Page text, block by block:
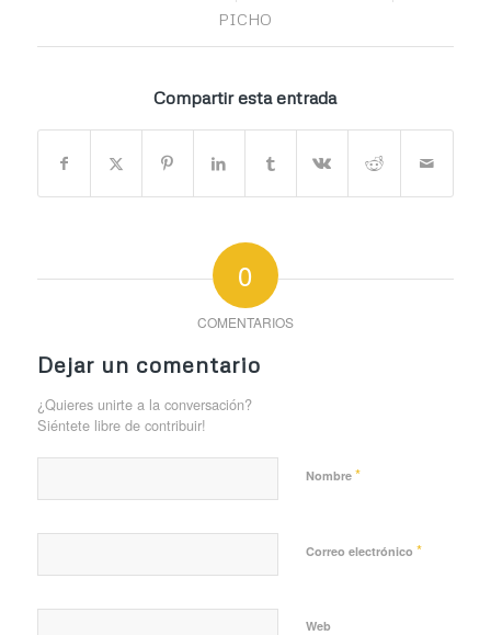
PICHO
Compartir esta entrada
0
COMENTARIOS
Dejar un comentario
¿Quieres unirte a la conversación?
Siéntete libre de contribuir!
Nombre *
Correo electrónico *
Web